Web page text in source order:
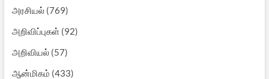
அரசியல்(769)
அறிவிப்புகள்(92)
அறிவியல்(57)
ஆன்மிகம் (433)